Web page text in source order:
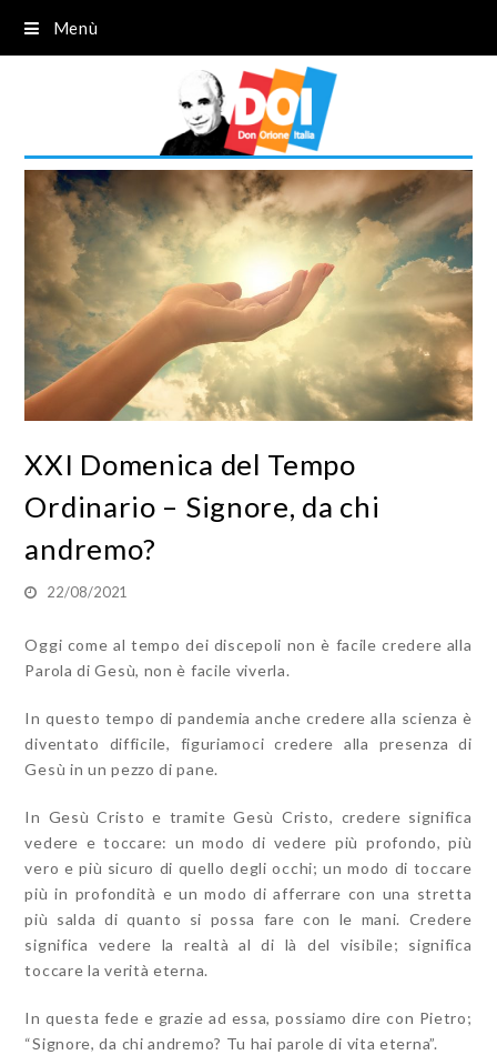
Menù
XXI Domenica del Tempo
Ordinario – Signore, da chi
andremo?
22/08/2021
Oggi come al tempo dei discepoli non è facile credere alla
Parola di Gesù, non è facile viverla.
In questo tempo di pandemia anche credere alla scienza è
diventato difficile, figuriamoci credere alla presenza di
Gesù in un pezzo di pane.
In Gesù Cristo e tramite Gesù Cristo, credere significa
vedere e toccare: un modo di vedere più profondo, più
vero e più sicuro di quello degli occhi; un modo di toccare
più in profondità e un modo di afferrare con una stretta
più salda di quanto si possa fare con le mani. Credere
significa vedere la realtà al di là del visibile; significa
toccare la verità eterna.
In questa fede e grazie ad essa, possiamo dire con Pietro;
“Signore, da chi andremo? Tu hai parole di vita eterna”.